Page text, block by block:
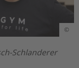
©
Schlanderer